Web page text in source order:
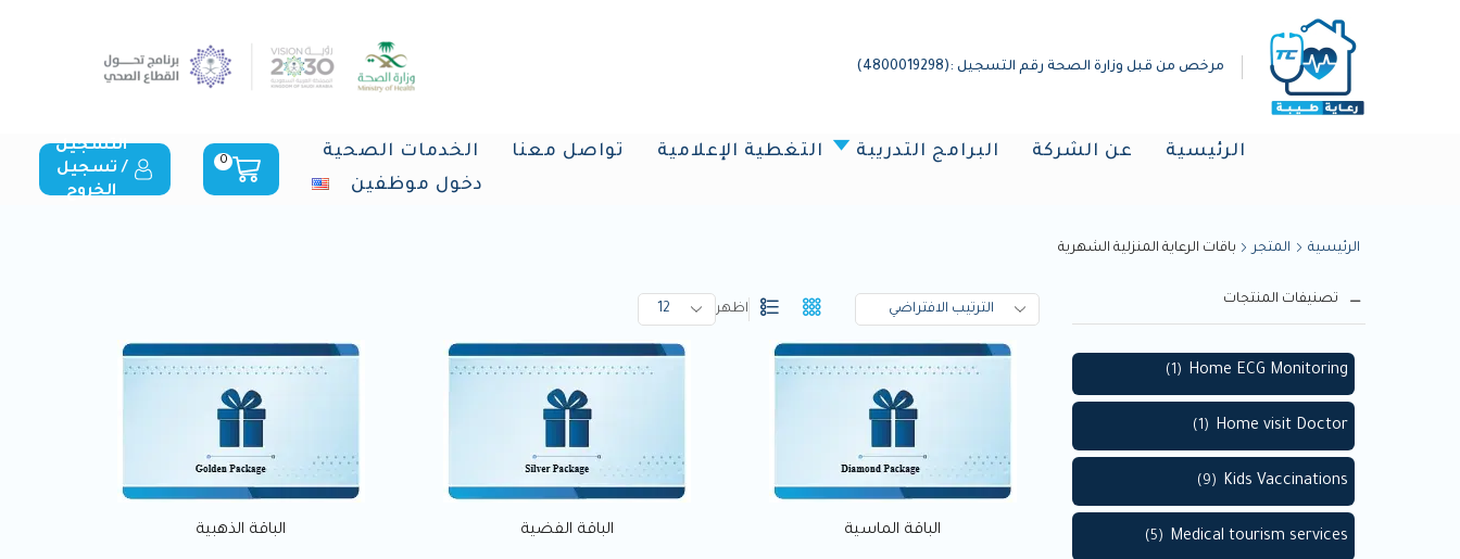
مرخص من قبل وزارة الصحة رقم التسجيل :(4800019298)
الرئيسية عن الشركة البرامج التدريبة التغطية الإعلامية تواصل معنا
الخدمات الصحية
دخول موظفين
0
التسجيل
/ تسجيل
الخروج
الرئيسية المتجر باقات الرعاية المنزلية الشهرية
اظهر
الباقة الذهبية الباقة الفضية الباقة الماسية
تصنيفات المنتجات
Home ECG Monitoring
(1)
Home visit Doctor
(1)
Kids Vaccinations
(9)
Medical tourism services
(5)